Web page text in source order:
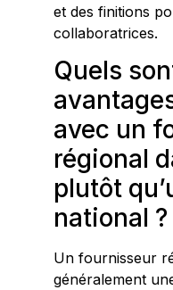
et des finitions
collaboratrices.
Quels
avec un
régional
plutôt
national ?
Un fournisseur
généralement